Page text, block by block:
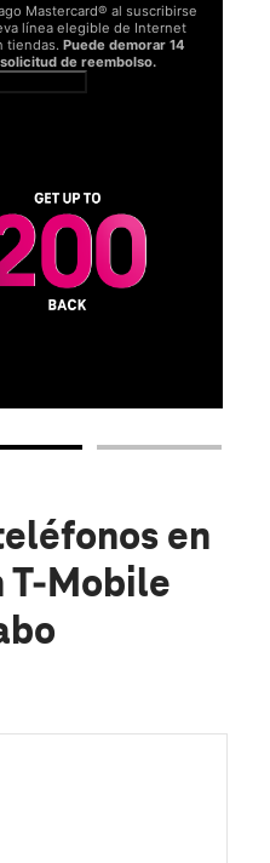
Mastercard® al suscribirse
línea elegible de Internet
tiendas. Puede demorar 14
de reembolso.
en
T-Mobile